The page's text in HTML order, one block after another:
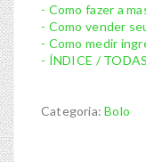
- Como fazer a
- Como vender
- Como medir
- ÍNDICE /
Categoria:Bolo